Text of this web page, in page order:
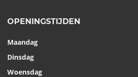
OPENINGSTIJDEN
Maandag
Dinsdag
Woensdag